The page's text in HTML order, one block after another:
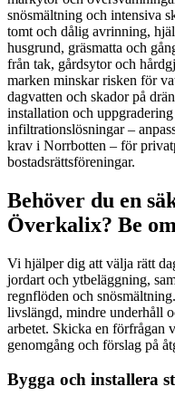
snösmältning och intensiva
tomt och dålig avrinning,
husgrund, gräsmatta och
från tak, gårdsytor och
marken minskar risken för
dagvatten och skador på
installation och
infiltrationslösningar –
krav i Norrbotten – för
bostadsrättsföreningar.
Behöver du en
Överkalix? Be
Vi hjälper dig att välja rätt
jordart och ytbeläggning,
regnflöden och
livslängd, mindre underhåll
arbetet. Skicka en förfrågan
genomgång och förslag på
Bygga och installera